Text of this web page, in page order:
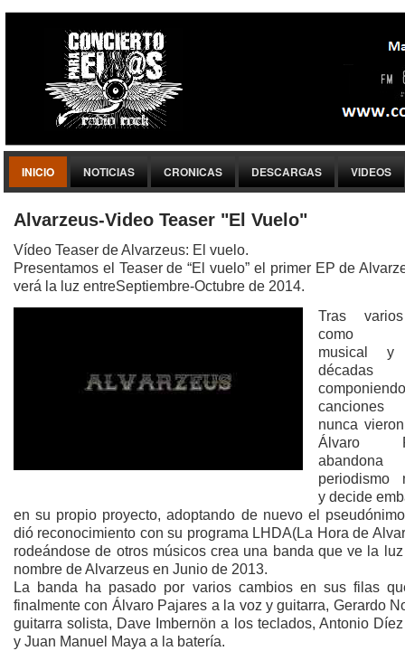
INICIO NOTICIAS CRONICAS DESCARGAS VIDEOS
Alvarzeus-Video Teaser "El Vuelo"
Vídeo Teaser de Alvarzeus: El vuelo.
Presentamos el Teaser de “El vuelo” el primer EP de
verá la luz entreSeptiembre-Octubre de 2014.
Tras
como
musical y
décadas
componiendo
nunca
Álvaro
periodismo
y decide
en su propio proyecto, adoptando de nuevo el
dió reconocimiento con su programa LHDA(La Hora de
rodeándose de otros músicos crea una banda que ve la
nombre de Alvarzeus en Junio de 2013.
La banda ha pasado por varios cambios en sus filas
finalmente con Álvaro Pajares a la voz y guitarra, Gerardo
guitarra solista, Dave Imbernön a los teclados, Antonio
y Juan Manuel Maya a la batería.